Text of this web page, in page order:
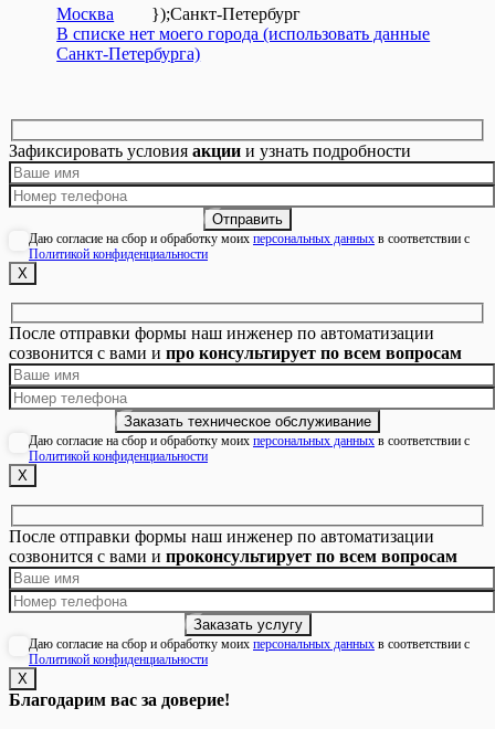
Москва });Санкт-Петербург
В списке нет моего города (использовать данные
Санкт-Петербурга)
Зафиксировать условия акции и узнать подробности
Даю согласие на сбор и обработку моих персональных данных в соответствии с
Политикой конфиденциальности
Х
После отправки формы наш инженер по автоматизации
созвонится с вами и про консультирует по всем вопросам
Даю согласие на сбор и обработку моих персональных данных в соответствии с
Политикой конфиденциальности
Х
После отправки формы наш инженер по автоматизации
созвонится с вами и проконсультирует по всем вопросам
Даю согласие на сбор и обработку моих персональных данных в соответствии с
Политикой конфиденциальности
Х
Благодарим вас за доверие!